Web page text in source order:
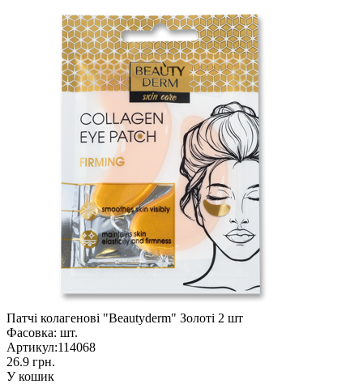
Патчі колагенові "Beautyderm" Золоті 2 шт
Фасовка: шт.
Артикул:114068
26.9 грн.
У кошик